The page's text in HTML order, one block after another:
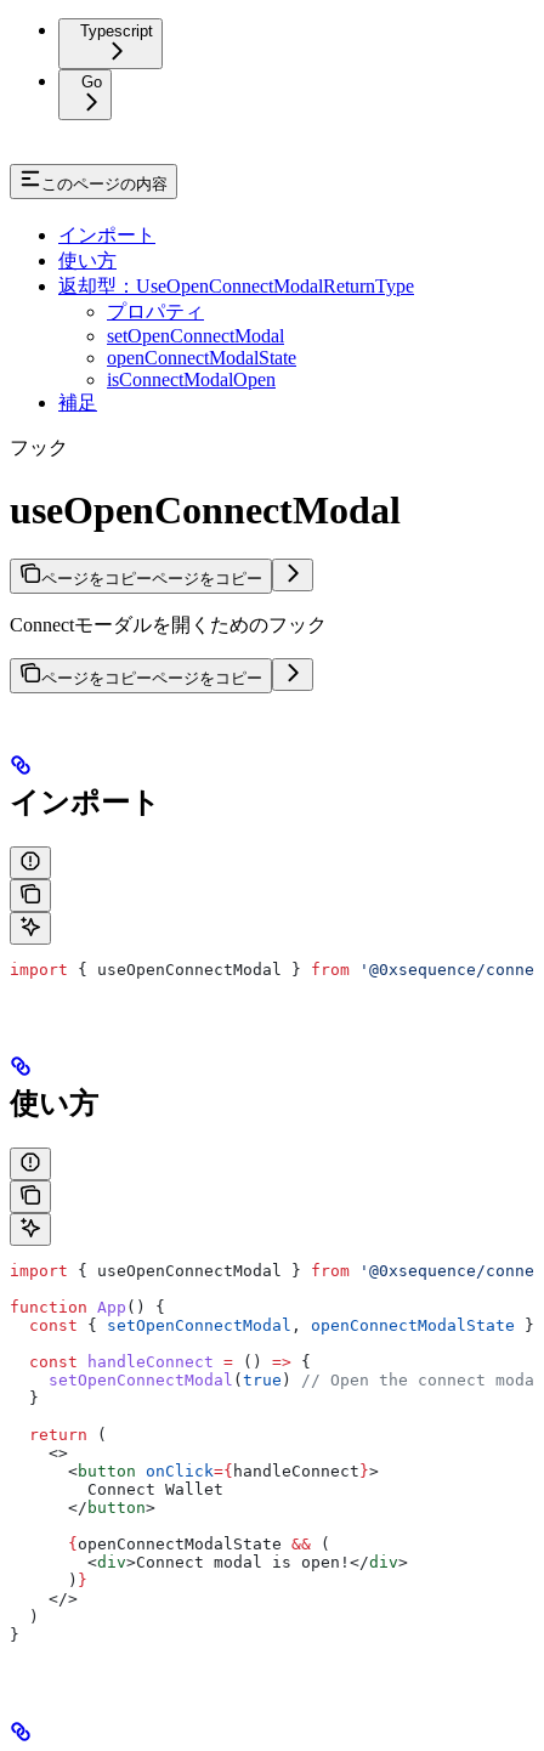
Typescript
Go
このページの内容
インポート
使い方
返却型：UseOpenConnectModalReturnType
プロパティ
setOpenConnectModal
openConnectModalState
isConnectModalOpen
補足
フック
useOpenConnectModal
ページをコピーページをコピー
Connectモーダルを開くためのフック
ページをコピーページをコピー
インポート
import { useOpenConnectModal } from '@0xsequence/
使い方
import { useOpenConnectModal } from '@0xsequence/
function App () {
  const
{ setOpenConnectModal , openConnectModalState }
  const
handleConnect = () => {
    setOpenConnectModal
(true )
// Open the connect modal
  }
  return
(
    <>
      <
button onClick={ handleConnect}>
        Connect Wallet
      </
button>
      {
openConnectModalState && (
        <
div>Connect modal is open! </div>
      )
}
    </>
  )
}